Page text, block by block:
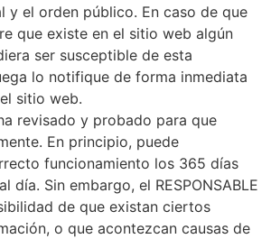
y el orden público. En caso de que
que existe en el sitio web algún
ser susceptible de esta
lo notifique de forma inmediata
sitio web.
revisado y probado para que
En principio, puede
funcionamiento los 365 días
día. Sin embargo, el RESPONSABLE
de que existan ciertos
o que acontezcan causas de